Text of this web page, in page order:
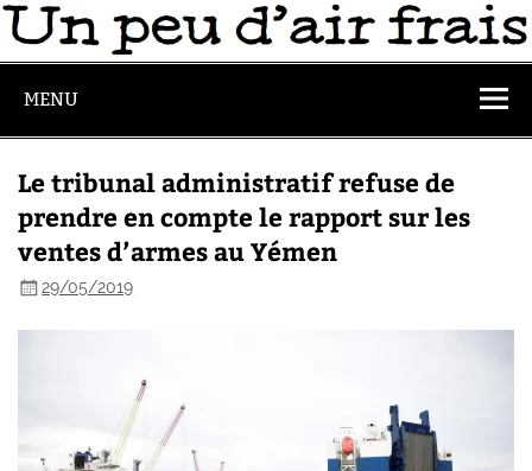
MENU
Le tribunal administratif refuse de
prendre en compte le rapport sur les
ventes d’armes au Yémen
29/05/2019